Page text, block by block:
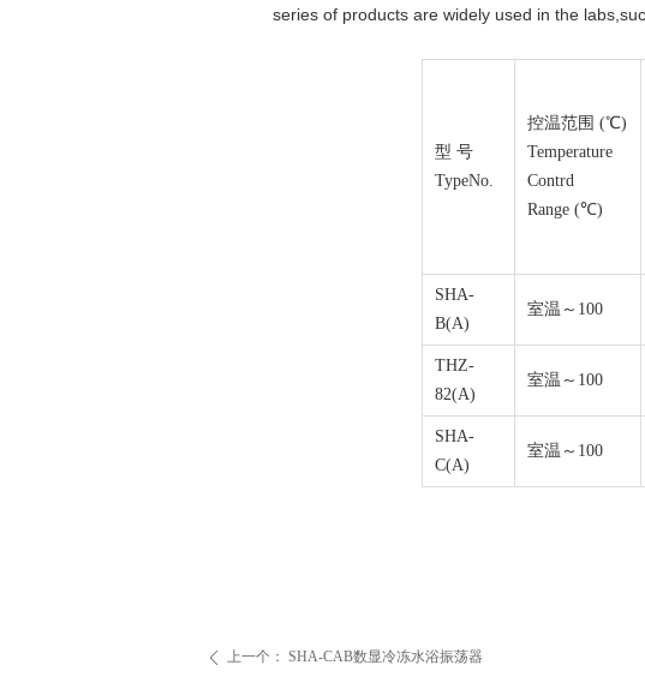
ꄴ 上一个： SHA-CAB数显冷冻水浴振荡器
series of products are widely used in the
型 号
TypeNo.
控温范围 (℃)
Temperature
Contrd
Range (℃)
SHA-
B(A)
室温～100
THZ-
82(A)
室温～100
SHA-
C(A)
室温～100